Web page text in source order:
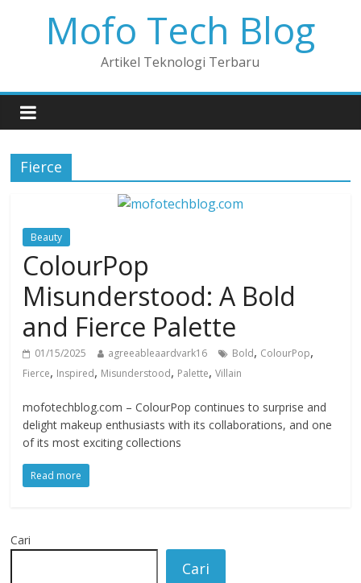
Mofo Tech Blog
Artikel Teknologi Terbaru
Fierce
Beauty
ColourPop
Misunderstood: A Bold
and Fierce Palette
01/15/2025 agreeableaardvark16 Bold, ColourPop,
Fierce, Inspired, Misunderstood, Palette,Villain
mofotechblog.com – ColourPop continues to surprise and
delight makeup enthusiasts with its collaborations, and one
of its most exciting collections
Read more
Cari
Cari